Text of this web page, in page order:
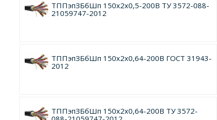
ТППэпЗБбШп 150х2х0,5-200В ТУ 3572-088-
21059747-2012
ТППэпЗБбШп 150х2х0,64-200В ГОСТ 31943-
2012
ТППэпЗБбШп 150х2х0,64-200В ТУ 3572-